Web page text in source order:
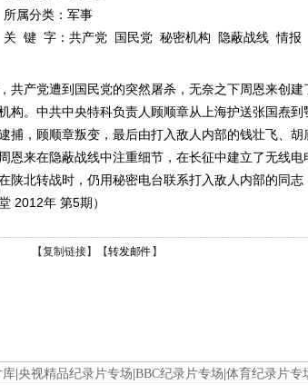
所属分类：军事
关 键 字： 共产党 国民党 秘密机构 隐蔽战线 情报
共产党遭到国民党的突然屠杀，无奈之下周恩来创建
构。中共中央特科负责人顾顺章从上海护送张国焘到
捕，顾顺章叛变，最后由打入敌人内部的钱壮飞、胡
恩来在隐蔽战线中注重细节，在长征中建立了无线电
陕北转战时，仍用秘密电台联系打入敌人内部的同志
2012年 第5期）
【复制链接】【转发邮件 】
库 央视精品纪录片专场 BBC纪录片专场 体育纪录片专